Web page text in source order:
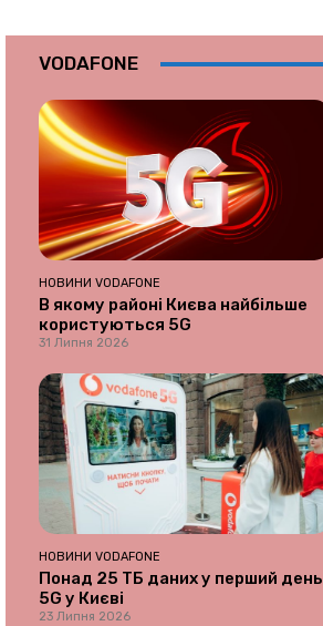
VODAFONE
НОВИНИ VODAFONE
В якому районі Києва найбільше
користуються 5G
31 Липня 2026
НОВИНИ VODAFONE
Понад 25 ТБ даних у перший день
5G у Києві
23 Липня 2026